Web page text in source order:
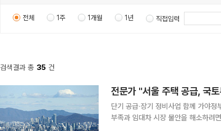
전체 1주 1개월 1년 직접입력
검색결과 총 35 건
단기 공급·장기 정비사업 함께 가야정부 금융지
부족과 임대차 시장 불안을 해소하려